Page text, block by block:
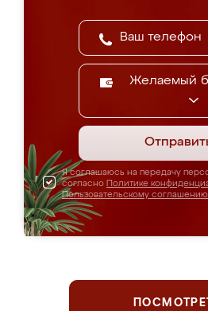
Желаемый
Я соглашаюсь на передачу
согласно Политике
Пользовательскому соглашению